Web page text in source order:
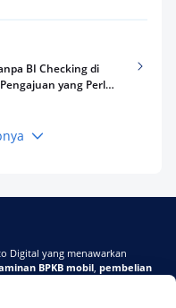
BI Checking di
yang Perlu
Apakah Langsung
Peraturan
Digital yang menawarkan
BPKB mobil, pembelian